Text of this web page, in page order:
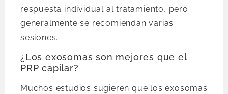
respuesta individual al tratamiento, pero
generalmente se recomiendan varias
sesiones.
¿Los exosomas son mejores que el
PRP capilar?
Muchos estudios sugieren que los exosomas